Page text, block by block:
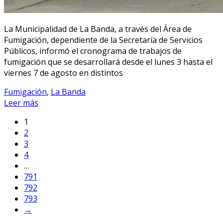
La Municipalidad de La Banda, a través del Área de
Fumigación, dependiente de la Secretaría de Servicios
Públicos, informó el cronograma de trabajos de
fumigación que se desarrollará desde el lunes 3 hasta el
viernes 7 de agosto en distintos
Fumigación, La Banda
Leer más
1
2
3
4
…
791
792
793
→